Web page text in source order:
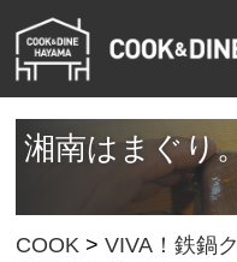
湘南はまぐり
COOK >VIVA！鉄鍋